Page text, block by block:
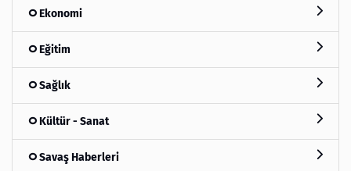
Ekonomi
Eğitim
Sağlık
Kültür - Sanat
Savaş Haberleri